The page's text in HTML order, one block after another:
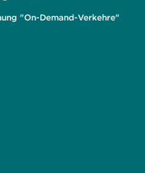
"On-Demand-Verkehre"